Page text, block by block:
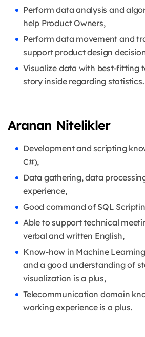
Perform data analysis and
help Product Owners,
Perform data movement and
support product design
Visualize data with best-fitting
story inside regarding statistics.
Aranan Nitelikler
Development and scripting
C#),
Data gathering, data
experience,
Good command of SQL
Able to support technical
verbal and written English,
Know-how in Machine
and a good understanding of
visualization is a plus,
Telecommunication domain
working experience is a plus.